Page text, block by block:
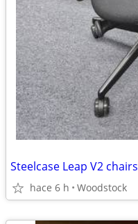
Steelcase Leap V2 chairs
hace 6 h Woodstock